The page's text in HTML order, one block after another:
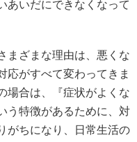
あいだにできなくなって
まざまな理由は、悪くな
応がすべて変わってきま
場合は、『症状がよくな
う特徴があるために、対
がちになり、日常生活の